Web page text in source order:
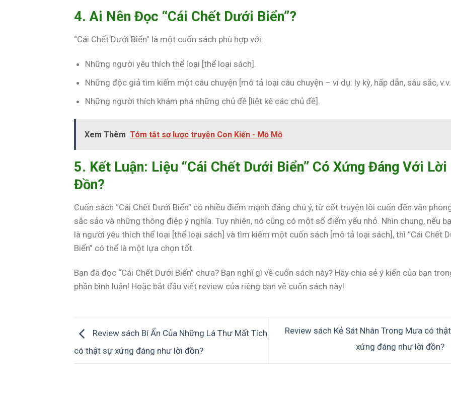
4. Ai Nên Đọc “Cái Chết Dưới Biển”?
“Cái Chết Dưới Biển” là một cuốn sách phù hợp với:
Những người yêu thích thể loại [thể loại sách].
Những độc giả tìm kiếm một câu chuyện [mô tả loại câu chuyện – ví dụ: ly kỳ, hấp dẫn, sâu sắc,
Những người thích khám phá những chủ đề [liệt kê các chủ đề].
Xem Thêm Tóm tắt sơ lược truyện Con Kiến - Mỗ Mỗ
5. Kết Luận: Liệu “Cái Chết Dưới Biển” Có Xứng Đáng Với Lời
Đồn?
Cuốn sách “Cái Chết Dưới Biển” có nhiều điểm mạnh đáng chú ý, từ cốt truyện lôi cuốn đến văn
sắc sảo và những thông điệp ý nghĩa. Tuy nhiên, nó cũng có một số điểm yếu nhỏ. Nhìn chung, nếu
là người yêu thích thể loại [thể loại sách] và tìm kiếm một cuốn sách [mô tả loại sách], thì “Cái Chết
Biển” có thể là một lựa chọn tốt.
Bạn đã đọc “Cái Chết Dưới Biển” chưa? Bạn nghĩ gì về cuốn sách này? Hãy chia sẻ ý kiến của bạn
phần bình luận! Hoặc bắt đầu viết review của riêng bạn về cuốn sách này!
Review sách Bí Ẩn Của Những Lá Thư Mất Tích
có thật sự xứng đáng như lời đồn?
Review sách Kẻ Sát Nhân Trong Mưa có
xứng đáng như lời đồn?